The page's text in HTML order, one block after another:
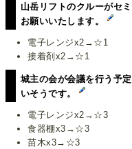
山岳リフトのクルーがセ
お願いいたします。
電子レンジx2→☆1
接着剤x2→☆1
城主の会が会議を行う予
いそうです。
電子レンジx2→☆3
食器棚x3→☆3
苗木x3→☆3